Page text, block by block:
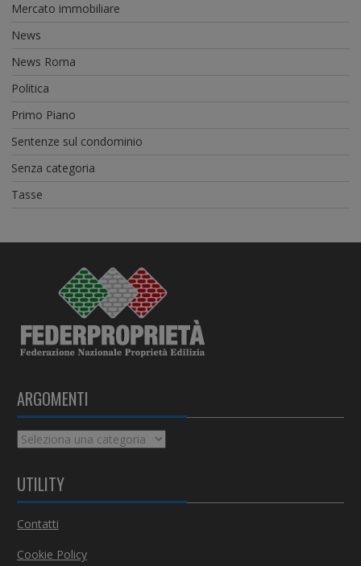
Mercato immobiliare
News
News Roma
Politica
Primo Piano
Sentenze sul condominio
Senza categoria
Tasse
ARGOMENTI
A
g
o
e
t
UTILITY
Contatti
Cookie Policy